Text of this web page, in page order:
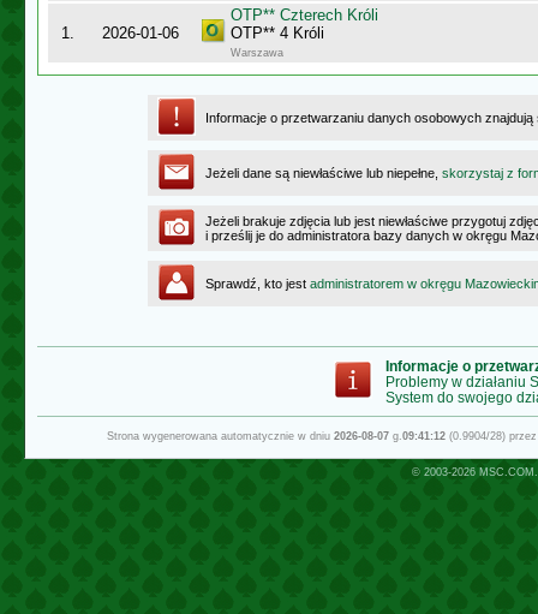
1. 2026-01-06
OTP** Czterech Króli
OTP** 4 Króli
Warszawa
Informacje o przetwarzaniu danych osobowych
Jeżeli dane są niewłaściwe lub niepełne, skorzystaj z
Jeżeli brakuje zdjęcia lub jest niewłaściwe przygotuj
i prześlij je do administratora bazy danych w okręgu
Sprawdź, kto jest administratorem w okręgu
Informacje o
Problemy w działaniu
System do swojego
Strona wygenerowana automatycznie w dniu 2026-08-07g.09:41:12(0.9904/28)
© 2003-2026